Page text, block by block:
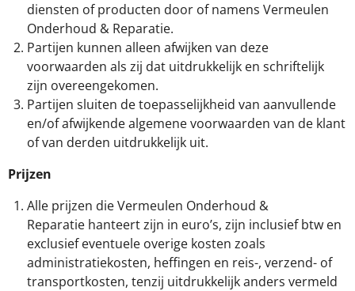
diensten of producten door of namens Vermeulen
Onderhoud & Reparatie.
Partijen kunnen alleen afwijken van deze
voorwaarden als zij dat uitdrukkelijk en schriftelijk
zijn overeengekomen.
Partijen sluiten de toepasselijkheid van aanvullende
en/of afwijkende algemene voorwaarden van de klant
of van derden uitdrukkelijk uit.
Prijzen
Alle prijzen die Vermeulen Onderhoud &
Reparatie hanteert zijn in euro’s, zijn inclusief btw en
exclusief eventuele overige kosten zoals
administratiekosten, heffingen en reis-, verzend- of
transportkosten, tenzij uitdrukkelijk anders vermeld